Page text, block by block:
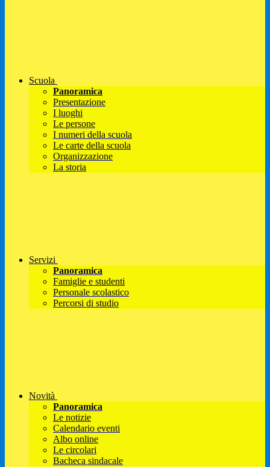
Scuola
Panoramica
Presentazione
I luoghi
Le persone
I numeri della scuola
Le carte della scuola
Organizzazione
La storia
Servizi
Panoramica
Famiglie e studenti
Personale scolastico
Percorsi di studio
Novità
Panoramica
Le notizie
Calendario eventi
Albo online
Le circolari
Bacheca sindacale